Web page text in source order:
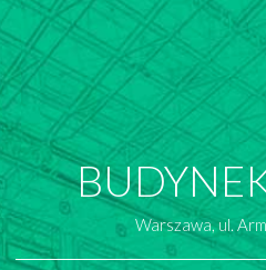
Warszawa, ul.